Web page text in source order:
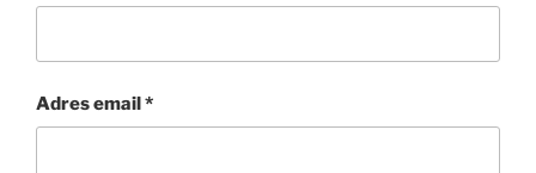
Adres email*